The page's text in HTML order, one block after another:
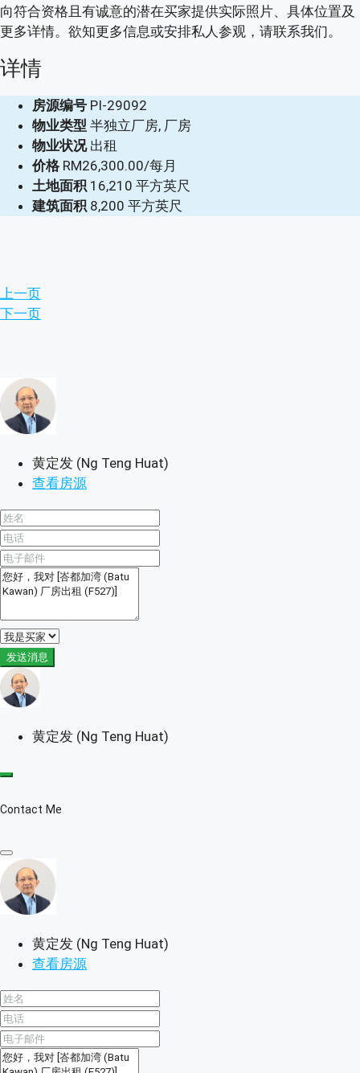
向符合资格且有诚意的潜在买家提供实际照片、具体位置及
更多详情。欲知更多信息或安排私人参观，请联系我们。
详情
房源编号 PI-29092
物业类型 半独立厂房, 厂房
物业状况 出租
价格 RM26,300.00/每月
土地面积 16,210 平方英尺
建筑面积 8,200 平方英尺
上一页
下一页
黄定发 (Ng Teng Huat)
查看房源
发送消息
黄定发 (Ng Teng Huat)
Contact Me
黄定发 (Ng Teng Huat)
查看房源